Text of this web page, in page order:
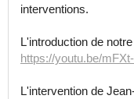
interventions.
L'introduction de
https://youtu.be/
L'intervention de